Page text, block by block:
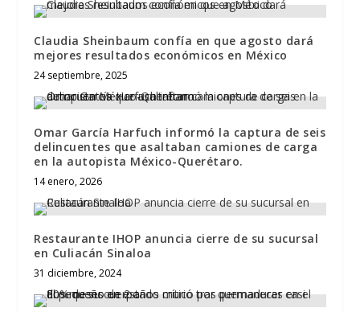
Claudia Sheinbaum confía en que agosto dará
mejores resultados económicos en México
24 septiembre, 2025
Omar García Harfuch informó la captura de seis
delincuentes que asaltaban camiones de carga
en la autopista México-Querétaro.
14 enero, 2026
Restaurante IHOP anuncia cierre de su sucursal
en Culiacán Sinaloa
31 diciembre, 2024